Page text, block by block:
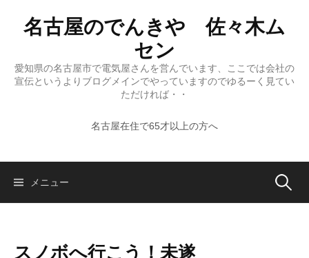
プ
名古屋のでんきや 佐々木ム
セン
愛知県の名古屋市で電気屋さんを営んでいます、ここでは会社の
宣伝というよりブログメインでやっていますのでゆるーく見てい
ただければ・・
名古屋在住で65才以上の方へ
メニュー 検
スノボへ行こう！未遂